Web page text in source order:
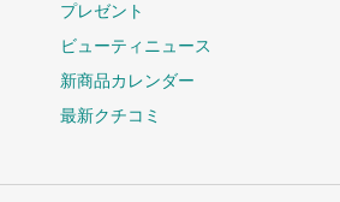
プレゼント
ビューティニュース
新商品カレンダー
最新クチコミ